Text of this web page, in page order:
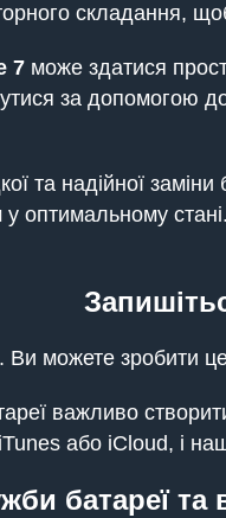
складання,
7 може здатися
за допомогою
та надійної заміни
можете зробити
важливо
або iCloud, і
батареї та